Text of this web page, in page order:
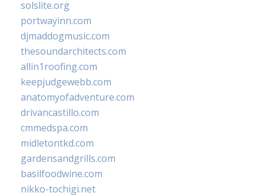
solslite.org
portwayinn.com
djmaddogmusic.com
thesoundarchitects.com
allin1roofing.com
keepjudgewebb.com
anatomyofadventure.com
drivancastillo.com
cmmedspa.com
midletontkd.com
gardensandgrills.com
basilfoodwine.com
nikko-tochigi.net